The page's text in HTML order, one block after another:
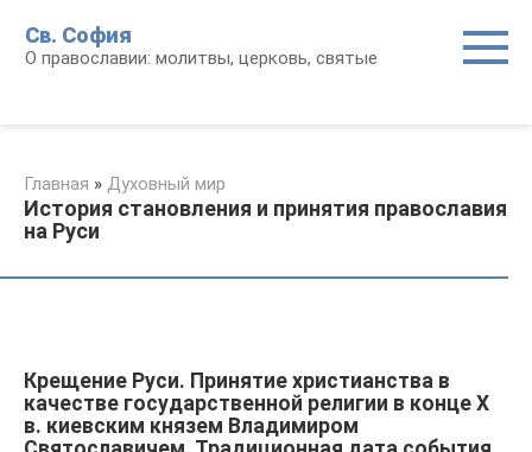
контенту
Св. София
О православии: молитвы, церковь, святые
Главная » Духовный мир
История становления и принятия православия
на Руси
Крещение Руси. Принятие христианства в
качестве государственной религии в конце X
в. киевским князем Владимиром